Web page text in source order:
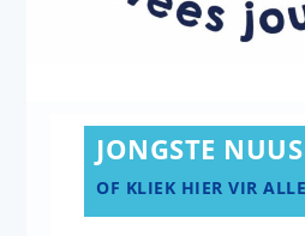
JONGSTE NUUS
OF KLIEK HIER VIR